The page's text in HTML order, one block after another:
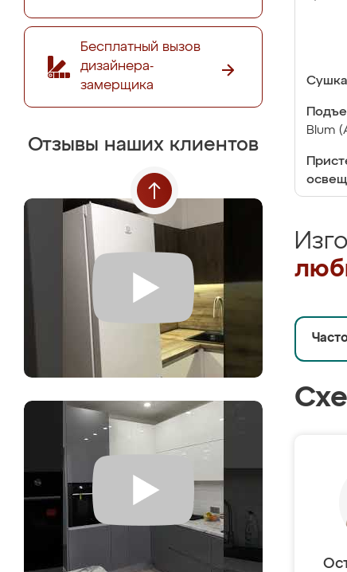
Бесплатный вызов
дизайнера-
замерщика
Отзывы наших клиентов
Blum